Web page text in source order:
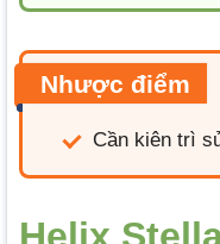
Nhược điểm
Cần kiên trì